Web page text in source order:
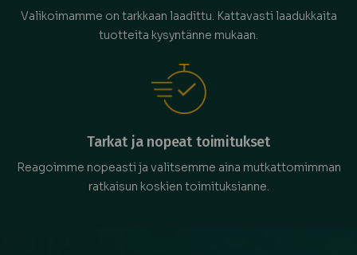
Valikoimamme on tarkkaan laadittu. Kattavasti laadukkaita
tuotteita kysyntänne mukaan.
Tarkat ja nopeat toimitukset
Reagoimme nopeasti ja valitsemme aina mutkattomimman
ratkaisun koskien toimituksianne.